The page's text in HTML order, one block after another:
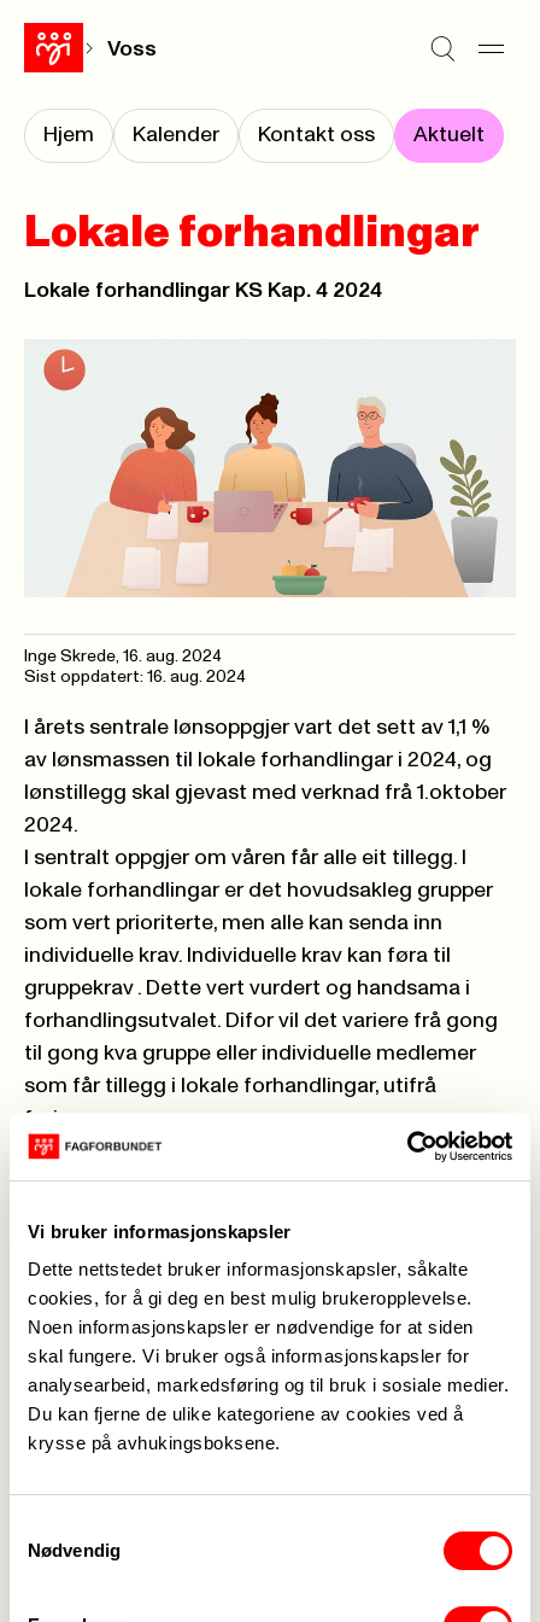
Vi bruker informasjonskapsler
Dette nettstedet bruker informasjonskapsler, såkalte
cookies, for å gi deg en best mulig brukeropplevelse.
Noen informasjonskapsler er nødvendige for at siden
skal fungere. Vi bruker også informasjonskapsler for
analysearbeid, markedsføring og til bruk i sosiale medier.
Du kan fjerne de ulike kategoriene av cookies ved å
krysse på avhukingsboksene.
Nødvendig
Voss
Hjem Kalender Kontakt oss Aktuelt
Lokale forhandlingar
Lokale forhandlingar KS Kap. 4 2024
Inge Skrede 16. aug. 2024
Sist oppdatert: 16. aug. 2024
I årets sentrale lønsoppgjer vart det sett av 1,1 %
av lønsmassen til lokale forhandlingar i 2024, og
lønstillegg skal gjevast med verknad frå 1.oktober
2024.
I sentralt oppgjer om våren får alle eit tillegg. I
lokale forhandlingar er det hovudsakleg grupper
som vert prioriterte, men alle kan senda inn
individuelle krav. Individuelle krav kan føra til
gruppekrav . Dette vert vurdert og handsama i
forhandlingsutvalet. Difor vil det variere frå gong
til gong kva gruppe eller individuelle medlemer
som får tillegg i lokale forhandlingar, utifrå
føringar.
Fagforbundet sin generelle lønspolitikk byggjer i
hovudsak på at dei store gruppene skal ha rimeleg
tillegg har kompetanse og harmonisering med
«like» grupper og at alle skal ha rimeleg
lønsutvikling vore viktige element.
Retting av individuelle skeivheiter vil og vera
viktige moment i årets forhandlingar.
Frist for levering av kravskjema til Fagforbundet
Voss, er 1.september.
leverast i luka i døra på kontoret, Uttrågata 23b.
Forhandlingsdatoar er sett til 1.-4.oktober. Det er
arbeidsgjevar som skal informera om resultatet